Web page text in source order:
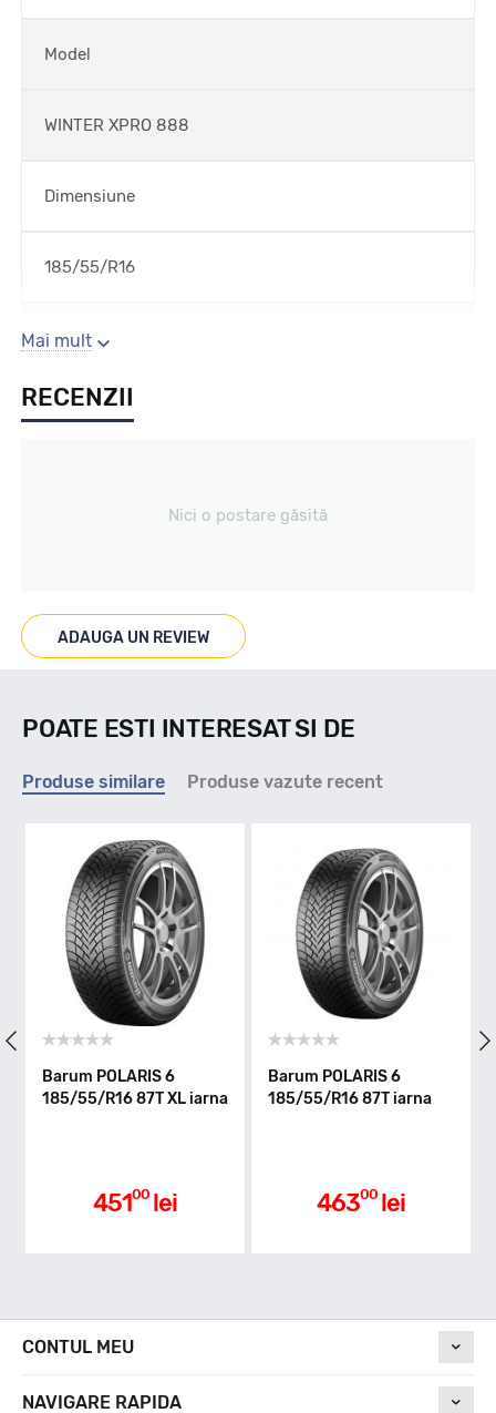
Model
WINTER XPRO 888
Dimensiune
185/55/R16
Sezon
Iarna
Marcaje
Indice greutate
Clasa de eficienta
D
Mai mult
RECENZII
Nici o postare găsită
ADAUGA UN REVIEW
POATE ESTI INTERESAT SI DE
Produse similare Produse vazute recent
Barum POLARIS 6
185/55/R16 87T XL iarna
45100 lei
Barum POLARIS 6
185/55/R16 87T iarna
46300 lei
CONTUL MEU
NAVIGARE RAPIDA